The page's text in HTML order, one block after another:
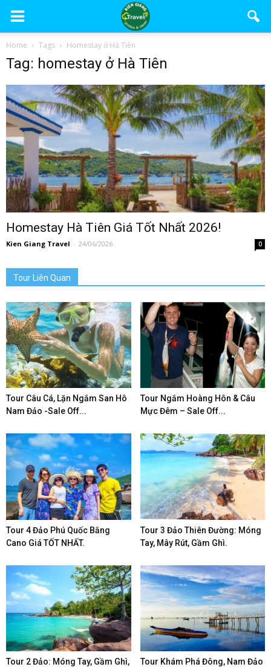
Home Tags Homestay ở Hà Tiên
Tag: homestay ở Hà Tiên
Homestay Hà Tiên Giá Tốt Nhất 2026!
Kien Giang Travel - 24/06/2026 0
Tour Liên Quan
Tour Câu Cá, Lặn Ngắm San Hô
Nam Đảo -Sale Off...
Tour Ngắm Hoàng Hôn & Câu
Mực Đêm – Sale Off...
Tour 4 Đảo Phú Quốc Bằng
Cano Giá TỐT NHẤT.
Tour 3 Đảo Thiên Đường: Móng
Tay, Mây Rút, Gầm Ghì.
Tour 2 Đảo: Móng Tay, Gầm Ghì,
Tour Khám Phá Đông, Nam Đảo